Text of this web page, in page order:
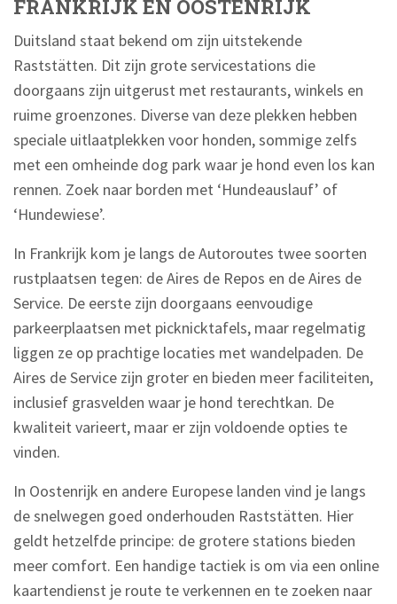
FRANKRIJK EN OOSTENRIJK
Duitsland staat bekend om zijn uitstekende
Raststätten. Dit zijn grote servicestations die
doorgaans zijn uitgerust met restaurants, winkels en
ruime groenzones. Diverse van deze plekken hebben
speciale uitlaatplekken voor honden, sommige zelfs
met een omheinde dog park waar je hond even los kan
rennen. Zoek naar borden met ‘Hundeauslauf’ of
‘Hundewiese’.
In Frankrijk kom je langs de Autoroutes twee soorten
rustplaatsen tegen: de Aires de Repos en de Aires de
Service. De eerste zijn doorgaans eenvoudige
parkeerplaatsen met picknicktafels, maar regelmatig
liggen ze op prachtige locaties met wandelpaden. De
Aires de Service zijn groter en bieden meer faciliteiten,
inclusief grasvelden waar je hond terechtkan. De
kwaliteit varieert, maar er zijn voldoende opties te
vinden.
In Oostenrijk en andere Europese landen vind je langs
de snelwegen goed onderhouden Raststätten. Hier
geldt hetzelfde principe: de grotere stations bieden
meer comfort. Een handige tactiek is om via een online
kaartendienst je route te verkennen en te zoeken naar